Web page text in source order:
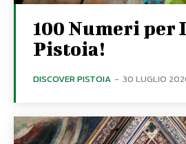
100 Numeri per
Pistoia!
DISCOVER PISTOIA - 30 LUGLIO